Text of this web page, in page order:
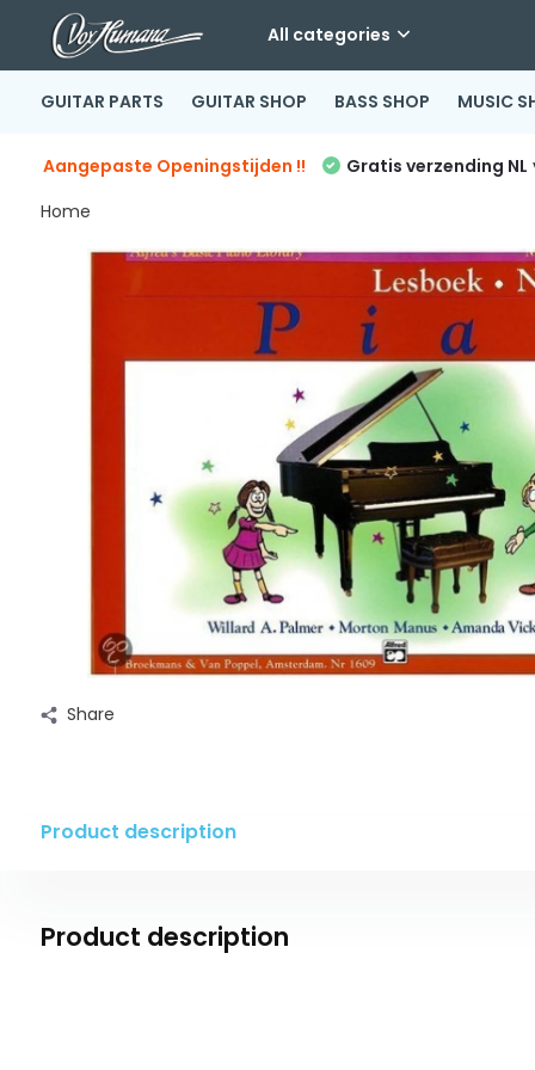
All categories
GUITAR PARTS GUITAR SHOP BASS SHOP MUSIC
Aangepaste Openingstijden !! Gratis verzending NL
Home
Share
Product description
Product description